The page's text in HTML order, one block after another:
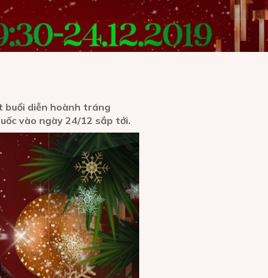
buổi diễn hoành tráng
vào ngày 24/12 sắp tới.